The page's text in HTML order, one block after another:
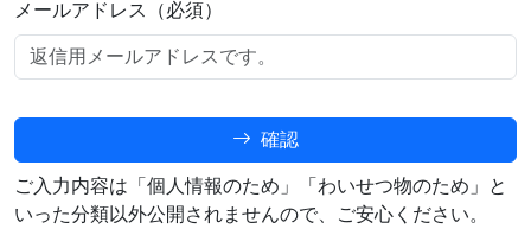
メールアドレス（必須）
確認
ご入力内容は「個人情報のため」「わいせつ物のため」と
いった分類以外公開されませんので、ご安心ください。